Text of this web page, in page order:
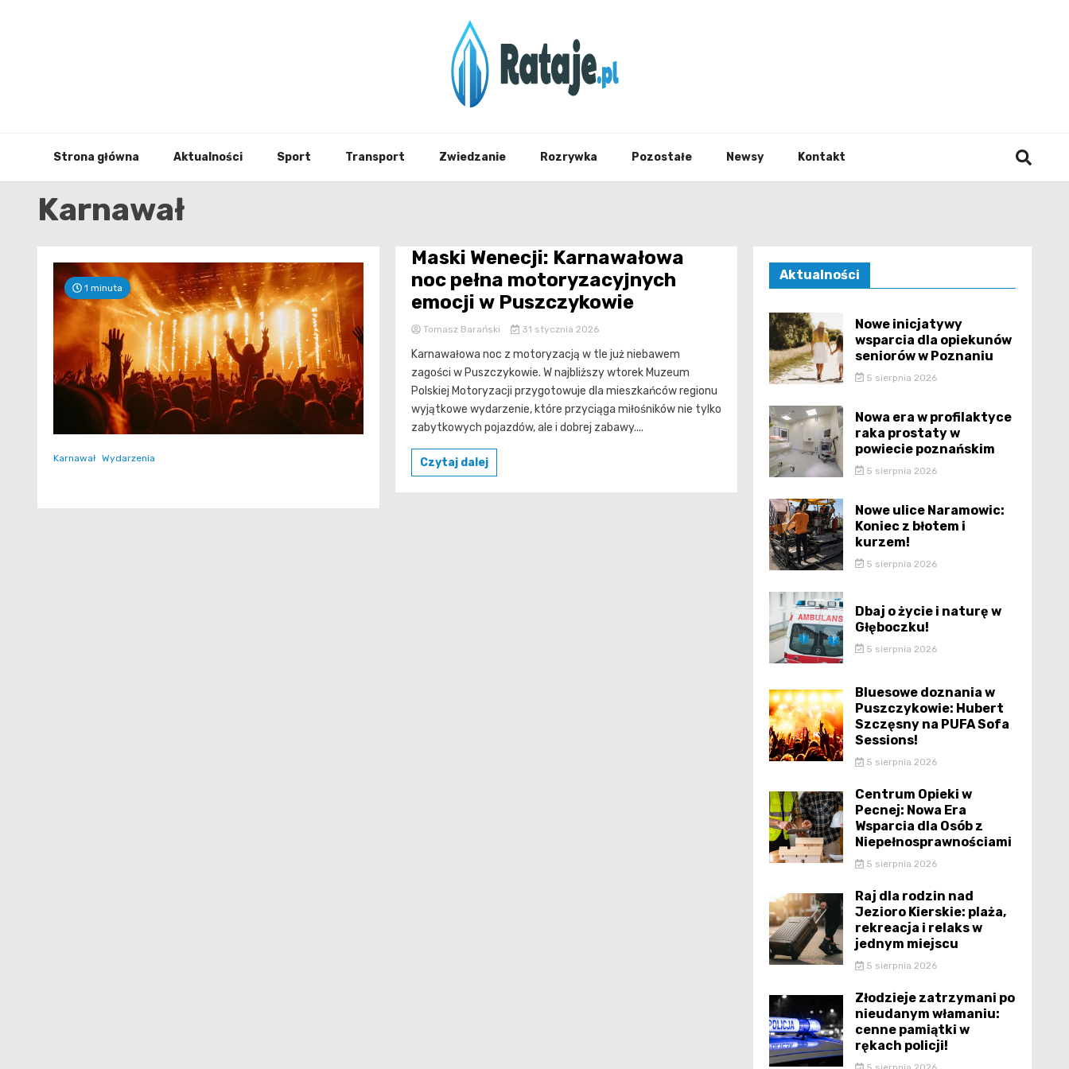
Rataje.pl
Strona główna Aktualności Sport Transport Zwiedzanie Rozrywka Pozostałe Newsy Kontakt
Karnawał
1 minuta
Karnawał Wydarzenia
Maski Wenecji: Karnawałowa
noc pełna motoryzacyjnych
emocji w Puszczykowie
Tomasz Barański 31 stycznia 2026
Karnawałowa noc z motoryzacją w tle już niebawem
zagości w Puszczykowie. W najbliższy wtorek Muzeum
Polskiej Motoryzacji przygotowuje dla mieszkańców regionu
wyjątkowe wydarzenie, które przyciąga miłośników nie tylko
zabytkowych pojazdów, ale i dobrej zabawy....
Czytaj dalej
Aktualności
Nowe inicjatywy
wsparcia dla opiekunów
seniorów w Poznaniu
5 sierpnia 2026
Nowa era w profilaktyce
raka prostaty w
powiecie poznańskim
5 sierpnia 2026
Nowe ulice Naramowic:
Koniec z błotem i
kurzem!
5 sierpnia 2026
Dbaj o życie i naturę w
Głęboczku!
5 sierpnia 2026
Bluesowe doznania w
Puszczykowie: Hubert
Szczęsny na PUFA Sofa
Sessions!
5 sierpnia 2026
Centrum Opieki w
Pecnej: Nowa Era
Wsparcia dla Osób z
Niepełnosprawnościami
5 sierpnia 2026
Raj dla rodzin nad
Jezioro Kierskie: plaża,
rekreacja i relaks w
jednym miejscu
5 sierpnia 2026
Złodzieje zatrzymani po
nieudanym włamaniu:
cenne pamiątki w
rękach policji!